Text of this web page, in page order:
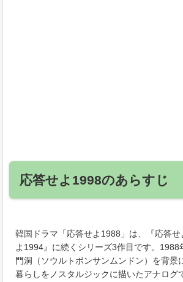
応答せよ1998のあらすじ
韓国ドラマ「応答せよ1988」は、『応答
よ1994』に続くシリーズ3作目です。1988
門洞（ソウルトボンサンムンドン）を背景
暮らしをノスタルジックに描いたアナログ